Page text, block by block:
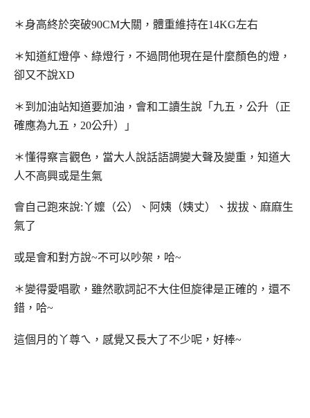
＊身高終於突破90CM大關，體重維持在14KG左右
＊知道紅燈停、綠燈行，不過問他現在是什麼顏色的燈，
卻又不說XD
＊到加油站知道要加油，會和工讀生說「九五，公升（正
確應為九五，20公升）」
＊懂得察言觀色，當大人說話語調變大聲及變重，知道大
人不高興或是生氣
會自己跑來說:丫嬤（公）、阿姨（姨丈）、拔拔、麻麻生
氣了
或是會和對方說~不可以吵架，哈~
＊變得愛唱歌，雖然歌詞記不大住但旋律是正確的，還不
錯，哈~
這個月的丫尊ㄟ，感覺又長大了不少呢，好棒~